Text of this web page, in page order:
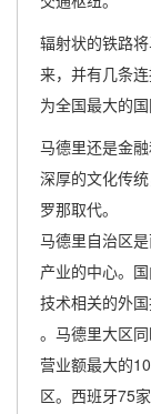
辐射状的铁路
来，并有几条
为全国最大的国
马德里还是金
深厚的文化传
罗那取代。
马德里自治区
产业的中心。
技术相关的外
。马德里大区同
营业额最大的
区。西班牙75